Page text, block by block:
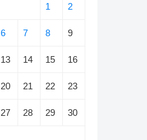
1 2
6 7 8 9
13 14 15 16
20 21 22 23
27 28 29 30